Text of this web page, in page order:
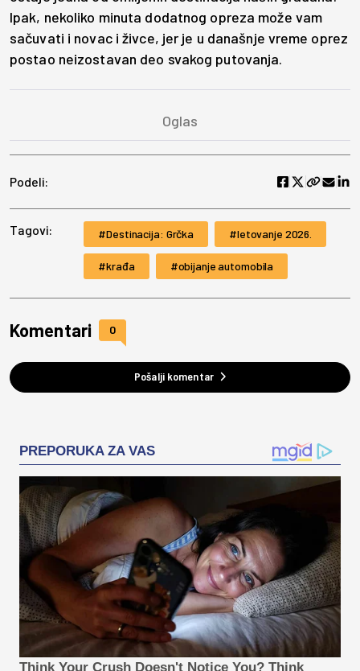
Ipak, nekoliko minuta dodatnog opreza može vam
sačuvati i novac i živce, jer je u današnje vreme oprez
postao neizostavan deo svakog putovanja.
Podeli:
Tagovi: Destinacija: Grčka letovanje 2026.
krađa obijanje automobila
Komentari 0
Pošalji komentar
PREPORUKA ZA VAS
Think Your Crush Doesn't Notice You? Think